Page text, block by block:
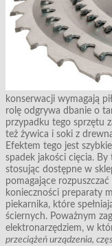
konserwacji wymagają
rolę odgrywa dbanie o
przypadku tego sprzętu
też żywica i soki z
Efektem tego jest
spadek jakości cięcia.
stosując dostępne w
pomagające
konieczności preparaty
piekarnika, które
ściernych. Poważnym
elektronarzędziem, w
przeciążeń urządzenia,